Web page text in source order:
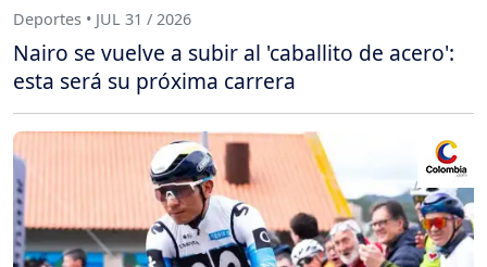
Deportes • JUL 31 / 2026
Nairo se vuelve a subir al 'caballito de acero':
esta será su próxima carrera